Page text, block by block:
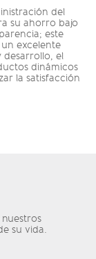
del
su ahorro bajo
este
excelente
el
dinámicos
la satisfacción
su vida.